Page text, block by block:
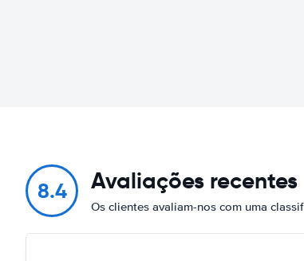
8.4 Avaliações recentes
Os clientes avaliam-nos com uma